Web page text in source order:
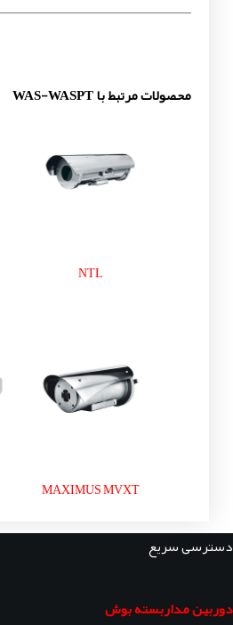
محصولات مرتبط با WAS-WASPT
NTL
MAXIMUS MVXT
دسترسی سریع
دوربین مداربسته بوش